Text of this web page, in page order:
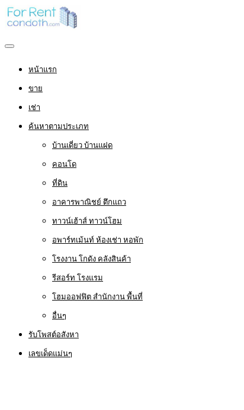
หน้าแรก
ขาย
เช่า
ค้นหาตามประเภท
บ้านเดี่ยว บ้านแฝด
คอนโด
ที่ดิน
อาคารพาณิชย์ ตึกแถว
ทาวน์เฮ้าส์ ทาวน์โฮม
อพาร์ทเม้นท์ ห้องเช่า หอพัก
โรงงาน โกดัง คลังสินค้า
รีสอร์ท โรงแรม
โฮมออฟฟิต สำนักงาน พื้นที่
อื่นๆ
รับโพสต์อสังหา
เลขเด็ดแม่นๆ